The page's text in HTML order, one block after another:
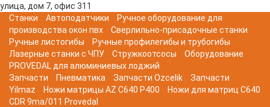
улица, дом 7, офис 311
Станки
Автоподатчики
Ручное оборудование для
производства окон пвх
Сверлильно-присадочные станки
Ручные листогибы
Ручные профилегибы и трубогибы
Лазерные станки с ЧПУ
Стружкоотсосы
Оборудование
PROVEDAL для алюминиевых лоджий
Запчасти
Пневматика Запчасти Ozcelik
Запчасти
Yilmaz
Ножи матрицы AZ C640 P400
Ножи для матриц C640
CDR 9ma/011 Provedal